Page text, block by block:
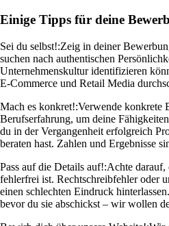
Einige Tipps für deine
Sei du selbst!:Zeig in deiner
suchen nach authentischen
Unternehmenskultur identifizieren
E-Commerce und Retail Media
Mach es konkret!:Verwende konkrete
Berufserfahrung, um deine
du in der Vergangenheit erfolgreich
beraten hast. Zahlen und Ergebnisse
Pass auf die Details auf!:Achte darauf,
fehlerfrei ist. Rechtschreibfehler oder
einen schlechten Eindruck
bevor du sie abschickst – wir wollen